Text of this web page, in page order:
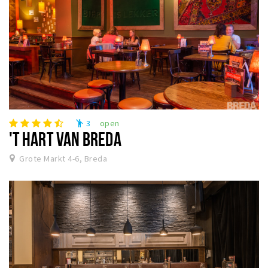
emoji_people 3 open
'T HART VAN BREDA
Grote Markt 4-6, Breda